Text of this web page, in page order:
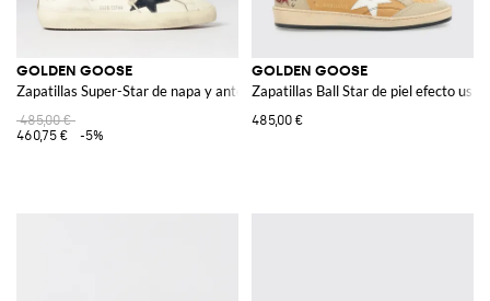
GOLDEN GOOSE
Zapatillas Super-Star de napa y ante usados
485,00 €
460,75 €
-5%
GOLDEN GOOSE
Zapatillas Ball Star de piel efecto
485,00 €